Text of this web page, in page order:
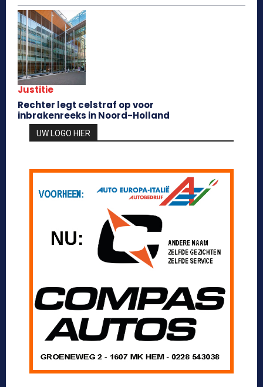
Justitie
Rechter legt celstraf op voor
inbrakenreeks in Noord-Holland
UW LOGO HIER